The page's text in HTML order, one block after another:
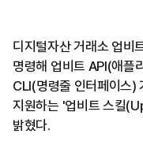
디지털자산 거래소 업비
명령해 업비트 API(애플
CLI(명령줄 인터페이스)
지원하는 '업비트 스킬
밝혔다.